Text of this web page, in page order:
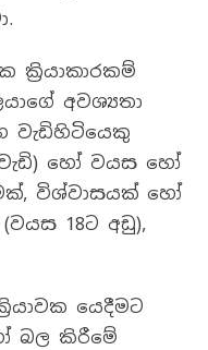
ක්‍රියාකාරකම්
අවශ්‍යතා
වැඩිහිටියෙකු
හෝ වයස හෝ
විශ්වාසයක් හෝ
18ට අඩු),
යෙදීමට
බල කිරීමේ